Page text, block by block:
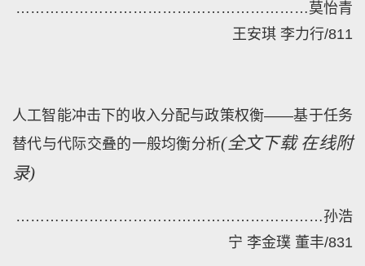
……………………………………………………莫怡青
王安琪 李力行/811
人工智能冲击下的收入分配与政策权衡——基于任务
替代与代际交叠的一般均衡分析(全文下载在线附
录)
………………………………………………………孙浩
宁 李金璞 董丰/831